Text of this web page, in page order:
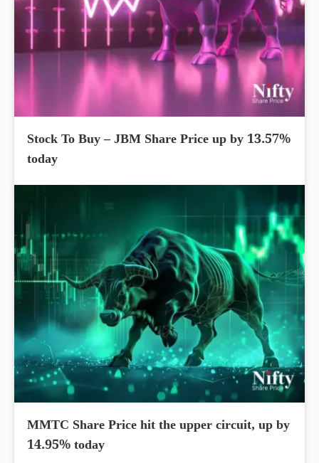
Stock To Buy – JBM Share Price up by 13.57%
today
MMTC Share Price hit the upper circuit, up by
14.95% today